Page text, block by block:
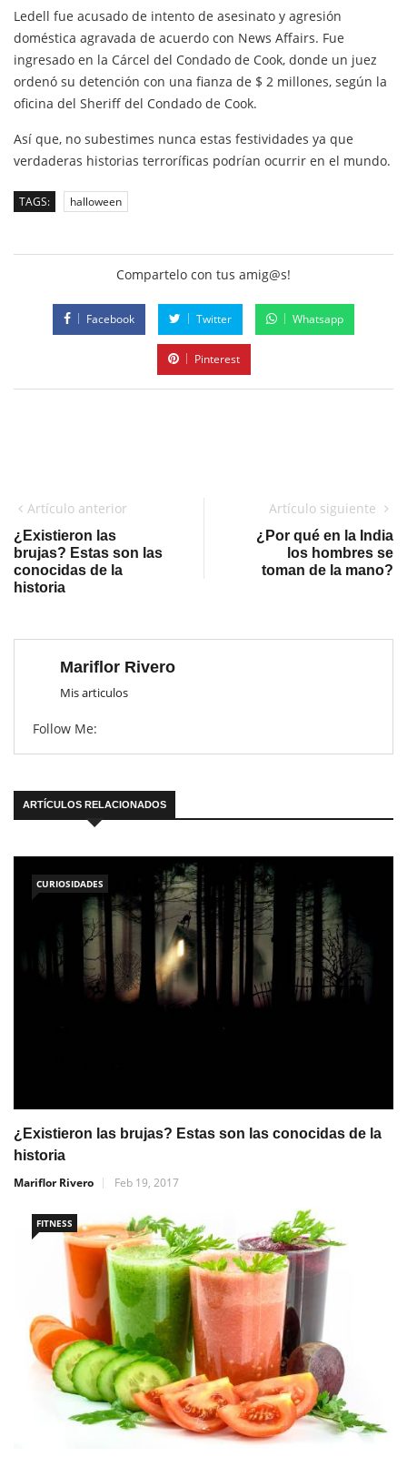
Ledell fue acusado de intento de asesinato y agresión
doméstica agravada de acuerdo con News Affairs. Fue
ingresado en la Cárcel del Condado de Cook, donde un juez
ordenó su detención con una fianza de $ 2 millones, según la
oficina del Sheriff del Condado de Cook.
Así que, no subestimes nunca estas festividades ya que
verdaderas historias terroríficas podrían ocurrir en el mundo.
TAGS: halloween
Compartelo con tus amig@s!
Facebook Twitter Whatsapp
Pinterest
Artículo anterior
¿Existieron las
brujas? Estas son las
conocidas de la
historia
Artículo siguiente
¿Por qué en la India
los hombres se
toman de la mano?
Mariflor Rivero
Mis articulos
Follow Me:
ARTÍCULOS RELACIONADOS
CURIOSIDADES
¿Existieron las brujas? Estas son las conocidas de la
historia
Mariflor Rivero
Feb 19, 2017
FITNESS